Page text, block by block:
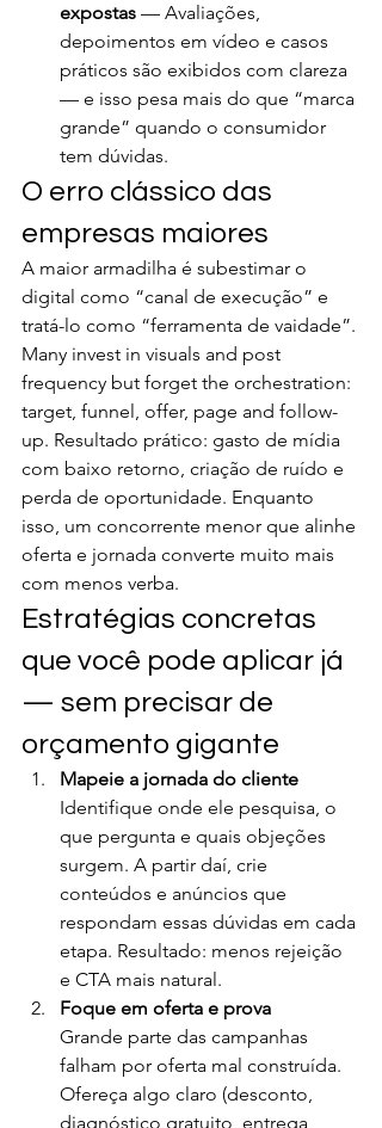
expostas — Avaliações,
depoimentos em vídeo e casos
práticos são exibidos com clareza
— e isso pesa mais do que “marca
grande” quando o consumidor
tem dúvidas.
O erro clássico das
empresas maiores
A maior armadilha é subestimar o
digital como “canal de execução” e
tratá-lo como “ferramenta de vaidade”.
Many invest in visuals and post
frequency but forget the orchestration:
target, funnel, offer, page and follow-
up. Resultado prático: gasto de mídia
com baixo retorno, criação de ruído e
perda de oportunidade. Enquanto
isso, um concorrente menor que alinhe
oferta e jornada converte muito mais
com menos verba.
Estratégias concretas
que você pode aplicar já
— sem precisar de
orçamento gigante
Mapeie a jornada do cliente
Identifique onde ele pesquisa, o
que pergunta e quais objeções
surgem. A partir daí, crie
conteúdos e anúncios que
respondam essas dúvidas em cada
etapa. Resultado: menos rejeição
e CTA mais natural.
Foque em oferta e prova
Grande parte das campanhas
falham por oferta mal construída.
Ofereça algo claro (desconto,
diagnóstico gratuito, entrega